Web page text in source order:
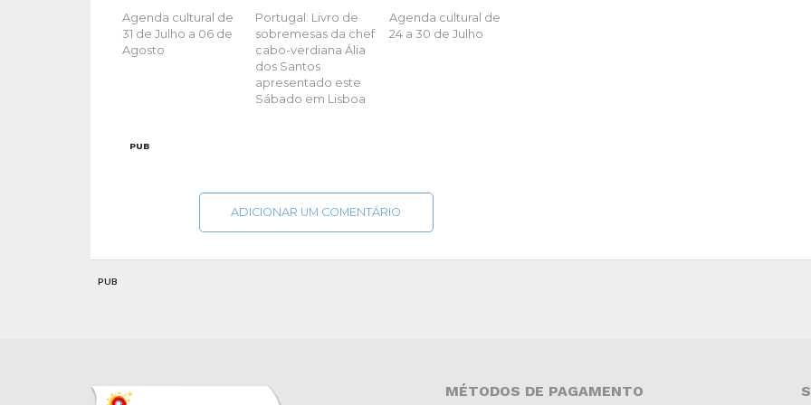
Agenda cultural de
31 de Julho a 06 de
Agosto
Portugal: Livro de
sobremesas da chef
cabo-verdiana Ália
dos Santos
apresentado este
Sábado em Lisboa
Agenda cultural de
24 a 30 de Julho
PUB
ADICIONAR UM COMENTÁRIO
PUB
MÉTODOS DE PAGAMENTO